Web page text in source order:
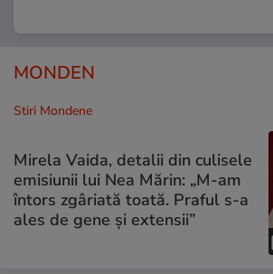
MONDEN
Stiri Mondene
Mirela Vaida, detalii din culisele
emisiunii lui Nea Mărin: „M-am
întors zgâriată toată. Praful s-a
ales de gene și extensii”